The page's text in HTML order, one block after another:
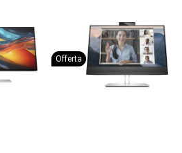
Offerta